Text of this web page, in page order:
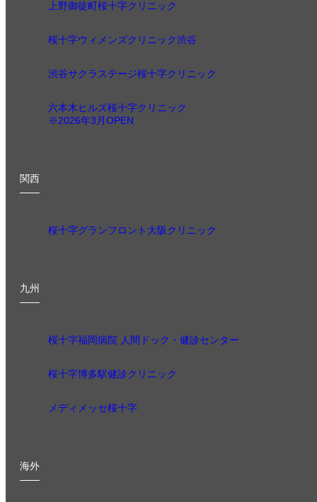
上野御徒町桜十字クリニック
桜十字ウィメンズクリニック渋谷
渋谷サクラステージ桜十字クリニック
六本木ヒルズ桜十字クリニック
※2026年3月OPEN
関西
桜十字グランフロント大阪クリニック
九州
桜十字福岡病院 人間ドック・健診センター
桜十字博多駅健診クリニック
メディメッセ桜十字
海外